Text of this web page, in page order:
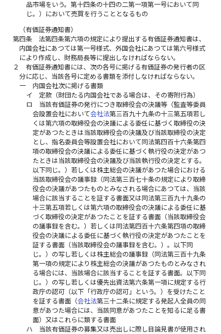
品市場をいう。第十四条の十四の二第一項第一号において同
じ。）において売買を行うこととなるもの
（有価証券通知書）
第四条
法第四条第六項の規定により提出する有価証券通知書は、
内国会社にあつては第一号様式、外国会社にあつては第六号様式
により作成し、財務局長等に提出しなければならない。
２
有価証券通知書には、次の各号に掲げる有価証券の発行者の区
分に応じ、当該各号に定める書類を添付しなければならない。
一
内国会社次に掲げる書類
イ
定款（財団たる内国会社である場合は、その寄附行為）
ロ
当該有価証券の発行につき取締役会の決議等（監査等委員
会設置会社において会社法第三百九十九条の十三第五項若し
くは第六項の取締役会の決議による委任に基づく取締役の決
定があつたときは当該取締役会の決議及び当該取締役の決定
とし、指名委員会等設置会社において同法第四百十六条第四
項の取締役会の決議による委任に基づく執行役の決定があつ
たときは当該取締役会の決議及び当該執行役の決定とする。
以下同じ。）若しくは株主総会の決議があつた場合における
当該取締役会の議事録（同法第三百七十条の規定により取締
役会の決議があつたものとみなされる場合にあつては、当該
場合に該当することを証する書面又は同法第三百九十九条の
十三第五項若しくは第六項の取締役会の決議による委任に基
づく取締役の決定があつたことを証する書面（当該取締役会
の議事録を含む。）若しくは同法第四百十六条第四項の取締
役会の決議による委任に基づく執行役の決定があつたことを
証する書面（当該取締役会の議事録を含む。）。以下同
じ。）の写し若しくは株主総会の議事録（同法第三百十九条
第一項の規定により株主総会の決議があつたものとみなされ
る場合には、当該場合に該当することを証する書面。以下同
じ。）の写し若しくは優先出資法第六条第一項に規定する行
政庁の認可（以下「行政庁の認可」という。）を受けたこと
を証する書面（会社法第三十二条に規定する発起人全員の同
意があつた場合には、当該同意があつたことを知るに足る書
面）又はこれらに類する書面
ハ
当該有価証券の募集又は売出しに際し目論見書が使用され